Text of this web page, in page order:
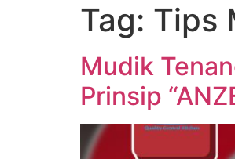
Tag: Tips
Mudik
Prinsip